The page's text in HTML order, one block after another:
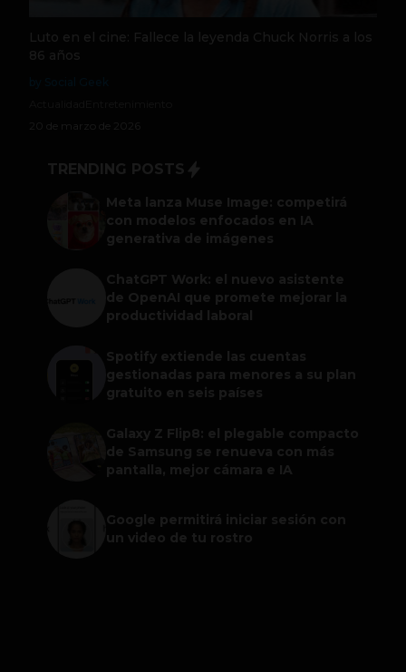
Luto en el cine: Fallece la leyenda Chuck Norris a los
86 años
20 de marzo de 2026
TRENDING POSTS
Meta lanza Muse Image: competirá
con modelos enfocados en IA
generativa de imágenes
ChatGPT Work: el nuevo asistente
de OpenAI que promete mejorar la
productividad laboral
Spotify extiende las cuentas
gestionadas para menores a su plan
gratuito en seis países
Galaxy Z Flip8: el plegable compacto
de Samsung se renueva con más
pantalla, mejor cámara e IA
Google permitirá iniciar sesión con
un video de tu rostro